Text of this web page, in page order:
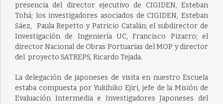
presencia del director ejecutivo de CIGIDEN, Esteban
Tohá; los investigadores asociados de CIGIDEN, Esteban
Sáez, Paula Repetto y Patricio Catalán; el subdirector de
Investigación de Ingeniería UC, Francisco Pizarro; el
director Nacional de Obras Portuarias del MOP y director
del proyecto SATREPS, Ricardo Tejada.
La delegación de japoneses de visita en nuestro Escuela
estaba compuesta por Yukihiko Ejiri, jefe de la Misión de
Evaluación Intermedia e Investigadores Japoneses del